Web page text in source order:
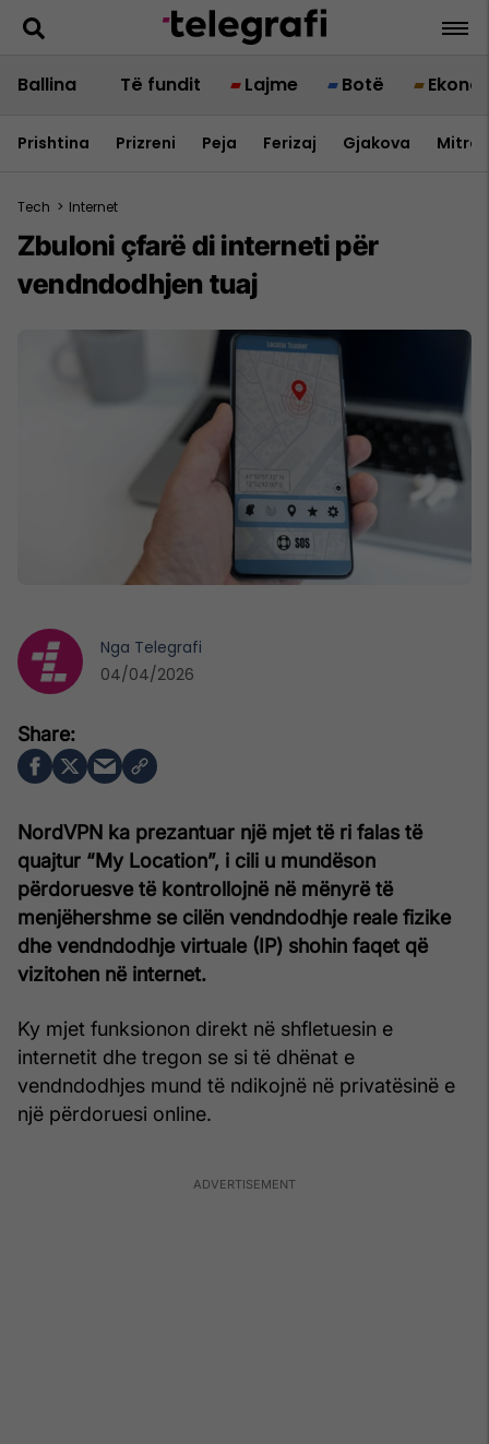
Ballina Të fundit Lajme Botë
Prishtina Prizreni Peja Ferizaj Gjakova
Tech > Internet
Zbuloni çfarë di interneti për
vendndodhjen tuaj
NordVPN ka prezantuar një mjet të ri falas të
quajtur “My Location”, i cili u mundëson
përdoruesve të kontrollojnë në mënyrë të
menjëhershme se cilën vendndodhje reale fizike
dhe vendndodhje virtuale (IP) shohin faqet që
vizitohen në internet.
Ky mjet funksionon direkt në shfletuesin e
internetit dhe tregon se si të dhënat e
vendndodhjes mund të ndikojnë në privatësinë e
një përdoruesi online.
Nga Telegrafi
04/04/2026